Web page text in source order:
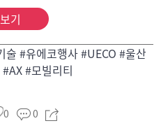
기
#유에코행사 #UECO #울산
#모빌리티
0 0